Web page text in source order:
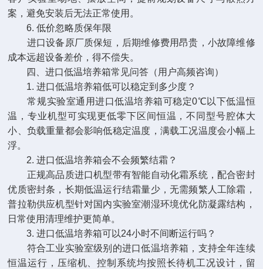
案，避免安装后无法正常使用。
6. 低价忽略质保年限
进口设备原厂质保短，后期维修费用昂贵，小故障维修
成本远超设备差价，得不偿失。
四、进口低温培养箱常见问答（用户高频咨询）
1. 进口低温培养箱低可以稳定到多少度？
常规实验室通用进口低温培养箱可稳定0℃以下低温恒
温，专业机型可实现更低零下区间恒温，不同型号腔体大
小、负载重量都会影响低稳定温度，满载工况温度会小幅上
浮。
2. 进口低温培养箱会不会频繁结霜？
正规高品质进口机型带有智能自动化霜系统，配合密封
优质密封条，长期低温运行结霜量少，无需频繁人工除霜，
普拉勒供应机型针对国内实验室潮湿环境优化防凝露结构，
日常使用清理维护更简单。
3. 进口低温培养箱可以24小时不间断运行吗？
符合工业实验室级别的进口低温培养箱，支持全年连续
恒温运行，压缩机、控制系统均按照长待机工况设计，留